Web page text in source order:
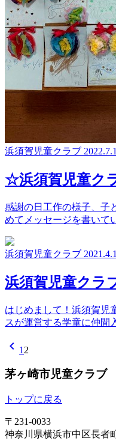
浜須賀児童クラブ
☆浜須賀児童ク
感謝の日工作の様子、子
めてメッセージを書いて
浜須賀児童クラブ 2021.4.1
浜須賀児童クラ
はじめまして！浜須賀児
スが運営する学童に仲間
chevron_left 1 2
茅ヶ崎市児童クラブ
トップに戻る
〒231-0033
神奈川県横浜市中区長